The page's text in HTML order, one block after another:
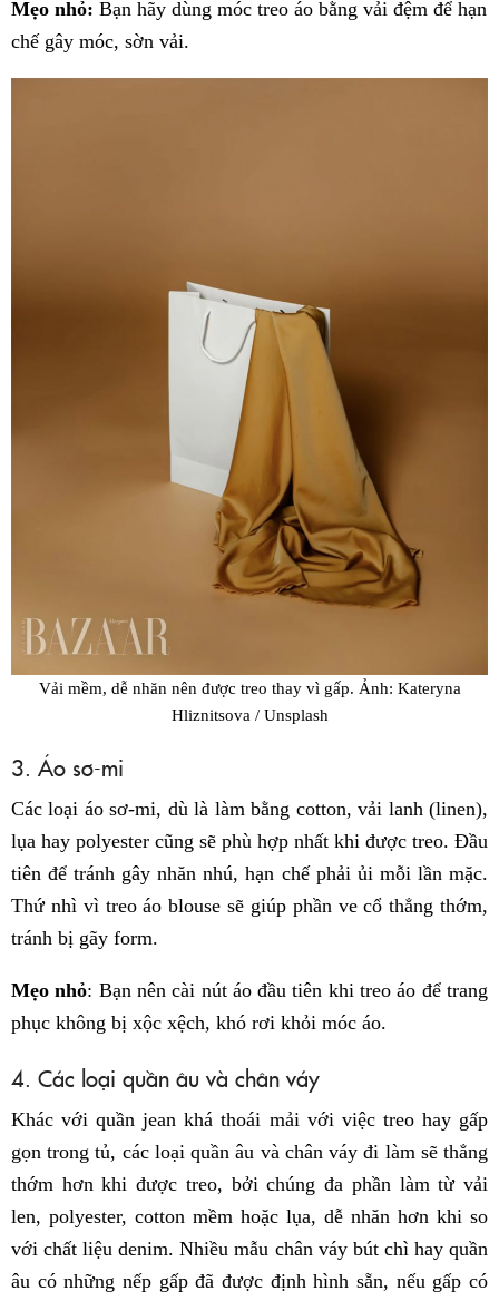
Mẹo nhỏ: Bạn hãy dùng móc treo áo bằng vải đệm để hạn
chế gây móc, sờn vải.
Vải mềm, dễ nhăn nên được treo thay vì gấp. Ảnh: Kateryna
Hliznitsova / Unsplash
3. Áo sơ-mi
Các loại áo sơ-mi, dù là làm bằng cotton, vải lanh (linen),
lụa hay polyester cũng sẽ phù hợp nhất khi được treo. Đầu
tiên để tránh gây nhăn nhú, hạn chế phải ủi mỗi lần mặc.
Thứ nhì vì treo áo blouse sẽ giúp phần ve cổ thẳng thớm,
tránh bị gãy form.
Mẹo nhỏ: Bạn nên cài nút áo đầu tiên khi treo áo để trang
phục không bị xộc xệch, khó rơi khỏi móc áo.
4. Các loại quần âu và chân váy
Khác với quần jean khá thoái mải với việc treo hay gấp
gọn trong tủ, các loại quần âu và chân váy đi làm sẽ thẳng
thớm hơn khi được treo, bởi chúng đa phần làm từ vải
len, polyester, cotton mềm hoặc lụa, dễ nhăn hơn khi so
với chất liệu denim. Nhiều mẫu chân váy bút chì hay quần
âu có những nếp gấp đã được định hình sẵn, nếu gấp có